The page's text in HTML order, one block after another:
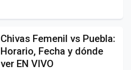
Chivas Femenil vs Puebla:
Horario, Fecha y dónde
ver EN VIVO